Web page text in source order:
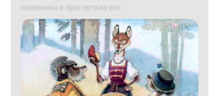
половины и проглотила его.